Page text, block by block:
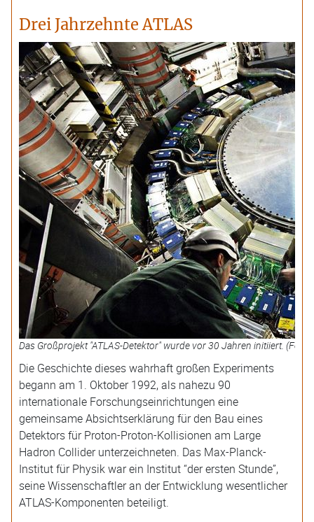
Drei Jahrzehnte ATLAS
Das Großprojekt "ATLAS-Detektor" wurde vor 30 Jahren initiiert.
Die Geschichte dieses wahrhaft großen Experiments
begann am 1. Oktober 1992, als nahezu 90
internationale Forschungseinrichtungen eine
gemeinsame Absichtserklärung für den Bau eines
Detektors für Proton-Proton-Kollisionen am Large
Hadron Collider unterzeichneten. Das Max-Planck-
Institut für Physik war ein Institut “der ersten Stunde”,
seine Wissenschaftler an der Entwicklung wesentlicher
ATLAS-Komponenten beteiligt.